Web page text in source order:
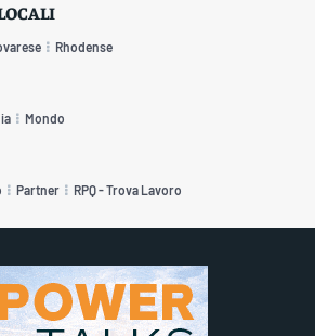
Rhodense
Mondo
Partner RPQ - Trova Lavoro